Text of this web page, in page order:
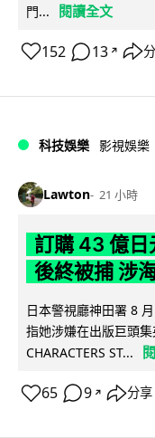
門...
閱讀全文
152 13 ↗
科技娛樂 影視娛樂
Lawton 21 小時
訂購 43 億日
後終被捕 涉
日本警視廳神田署 8
指她涉嫌在出版巨頭
CHARACTERS ST...
65 9 ↗ 分享